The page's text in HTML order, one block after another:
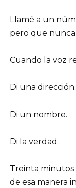
Llamé a un
pero que nunca
Cuando la voz
Di una dirección.
Di un nombre.
Di la verdad.
Treinta minutos
de esa manera